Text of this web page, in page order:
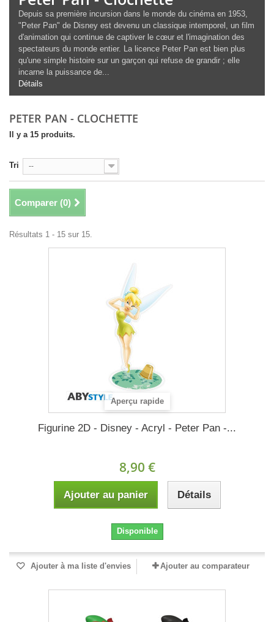
Depuis sa première incursion dans le monde du cinéma en 1953,
"Peter Pan" de Disney est devenu un classique intemporel, un film
d'animation qui continue de captiver le cœur et l'imagination des
spectateurs du monde entier. La licence Peter Pan est bien plus
qu'une simple histoire sur un garçon qui refuse de grandir ; elle
incarne la puissance de...
Détails
PETER PAN - CLOCHETTE
Il y a 15 produits.
Tri --
Comparer (0)
Résultats 1 - 15 sur 15.
Aperçu rapide
Figurine 2D - Disney - Acryl - Peter Pan -...
8,90 €
Ajouter au panier Détails
Disponible
Ajouter à ma liste d'envies Ajouter au comparateur